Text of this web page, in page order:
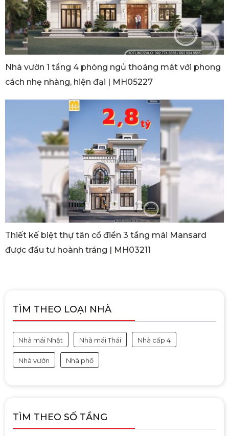
Nhà vườn 1 tầng 4 phòng ngủ thoáng mát với phong
cách nhẹ nhàng, hiện đại | MH05227
Thiết kế biệt thự tân cổ điển 3 tầng mái Mansard
được đầu tư hoành tráng | MH03211
TÌM THEO LOẠI NHÀ
Nhà mái Nhật Nhà mái Thái Nhà cấp 4
Nhà vườn Nhà phố
TÌM THEO SỐ TẦNG